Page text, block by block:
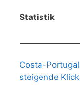
Statistik
Costa-
steigende